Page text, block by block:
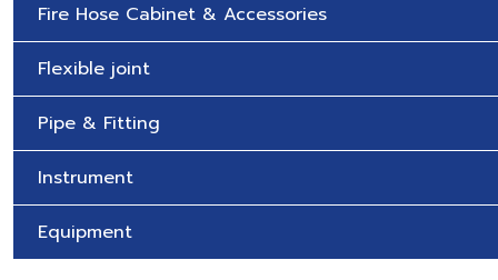
Fire Hose Cabinet & Accessories
Flexible joint
Pipe & Fitting
Instrument
Equipment